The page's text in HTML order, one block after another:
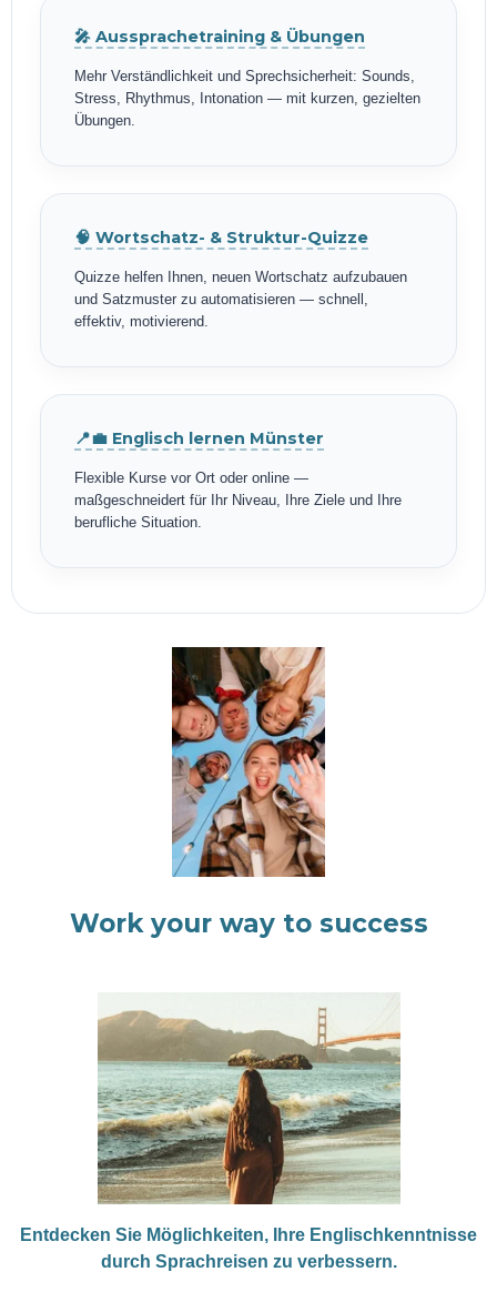
🎤 Aussprachetraining & Übungen
Mehr Verständlichkeit und Sprechsicherheit: Sounds,
Stress, Rhythmus, Intonation — mit kurzen, gezielten
Übungen.
🧠 Wortschatz- & Struktur-Quizze
Quizze helfen Ihnen, neuen Wortschatz aufzubauen
und Satzmuster zu automatisieren — schnell,
effektiv, motivierend.
📍💼 Englisch lernen Münster
Flexible Kurse vor Ort oder online —
maßgeschneidert für Ihr Niveau, Ihre Ziele und Ihre
berufliche Situation.
Work your way to success
Entdecken Sie Möglichkeiten, Ihre Englischkenntnisse
durch Sprachreisen zu verbessern.